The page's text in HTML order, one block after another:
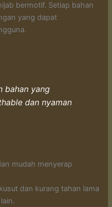
bermotif. Setiap bahan
yang dapat
bahan yang
dan nyaman
mudah menyerap
dan kurang tahan lama